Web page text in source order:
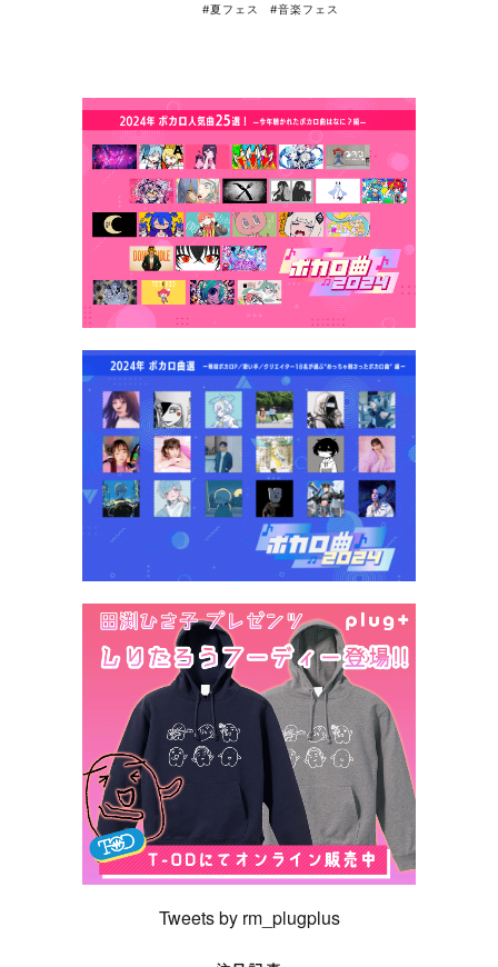
#夏フェス
#音楽フェス
Tweets by rm_plugplus